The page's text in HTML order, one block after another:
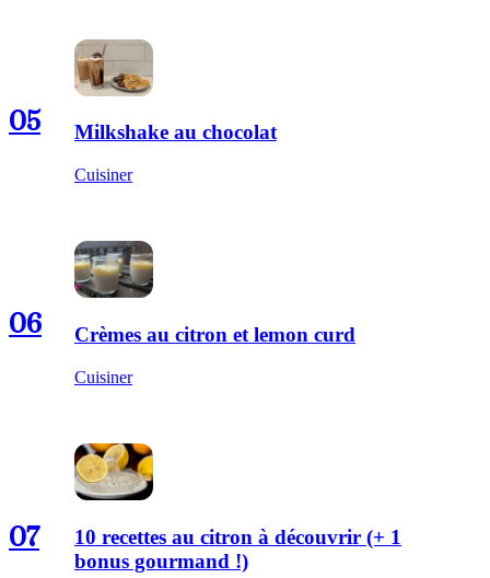
05 Milkshake au chocolat
Cuisiner
06 Crèmes au citron et lemon curd
Cuisiner
07
10 recettes au citron à découvrir (+ 1
bonus gourmand !)